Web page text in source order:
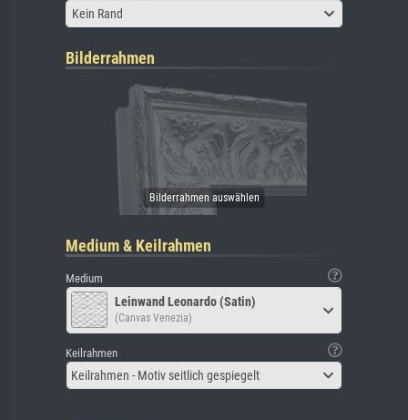
Kein Rand
Bilderrahmen
Medium & Keilrahmen
Medium
Leinwand Leonardo (Satin)
(Canvas Venezia)
Keilrahmen
Keilrahmen - Motiv seitlich gespiegelt